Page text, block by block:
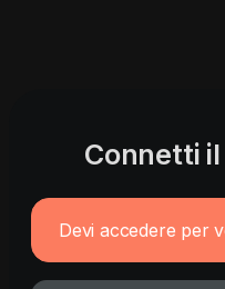
Connetti
Devi accedere per